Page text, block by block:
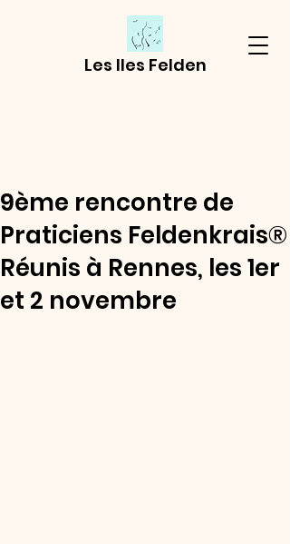
Les Iles Felden
9ème rencontre de
Praticiens Feldenkrais®
Réunis à Rennes, les 1er
et 2 novembre